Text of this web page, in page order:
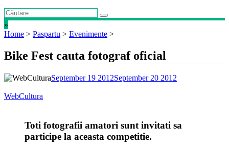
»
Home > Paspartu > Evenimente >
Bike Fest cauta fotograf oficial
September 19 2012September 20 2012
WebCultura
Toti fotografii amatori sunt invitati sa
participe la aceasta competitie.